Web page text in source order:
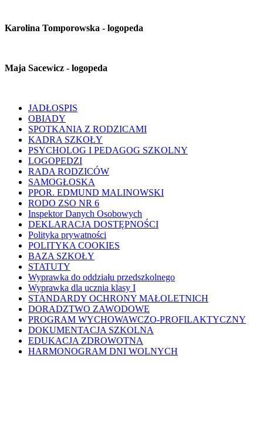
Karolina Tomporowska - logopeda
Maja Sacewicz - logopeda
JADŁOSPIS
OBIADY
SPOTKANIA Z RODZICAMI
KADRA SZKOŁY
PSYCHOLOG I PEDAGOG SZKOLNY
LOGOPEDZI
RADA RODZICÓW
SAMOGŁOSKA
PPOR. EDMUND MALINOWSKI
RODO ZSO NR 6
Inspektor Danych Osobowych
DEKLARACJA DOSTĘPNOŚCI
Polityka prywatności
POLITYKA COOKIES
BAZA SZKOŁY
STATUTY
Wyprawka do oddziału przedszkolnego
Wyprawka dla ucznia klasy I
STANDARDY OCHRONY MAŁOLETNICH
DORADZTWO ZAWODOWE
PROGRAM WYCHOWAWCZO-PROFILAKTYCZNY
DOKUMENTACJA SZKOLNA
EDUKACJA ZDROWOTNA
HARMONOGRAM DNI WOLNYCH